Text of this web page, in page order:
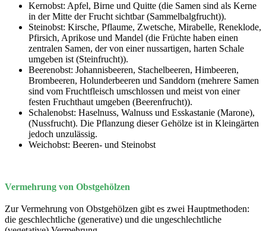
Kernobst: Apfel, Birne und Quitte (die Samen sind als Kerne
in der Mitte der Frucht sichtbar (Sammelbalgfrucht)).
Steinobst: Kirsche, Pflaume, Zwetsche, Mirabelle, Reneklode,
Pfirsich, Aprikose und Mandel (die Früchte haben einen
zentralen Samen, der von einer nussartigen, harten Schale
umgeben ist (Steinfrucht)).
Beerenobst: Johannisbeeren, Stachelbeeren, Himbeeren,
Brombeeren, Holunderbeeren und Sanddorn (mehrere Samen
sind vom Fruchtfleisch umschlossen und meist von einer
festen Fruchthaut umgeben (Beerenfrucht)).
Schalenobst: Haselnuss, Walnuss und Esskastanie (Marone),
(Nussfrucht). Die Pflanzung dieser Gehölze ist in Kleingärten
jedoch unzulässig.
Weichobst: Beeren- und Steinobst
Vermehrung von Obstgehölzen
Zur Vermehrung von Obstgehölzen gibt es zwei Hauptmethoden:
die geschlechtliche (generative) und die ungeschlechtliche